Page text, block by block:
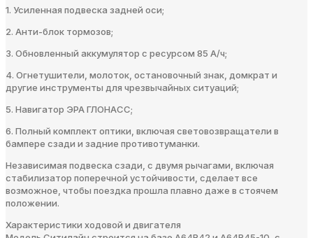
1. Усиленная подвеска задней оси;
2. Анти-блок тормозов;
3. Обновленный аккумулятор с ресурсом 85 А/ч;
4. Огнетушители, молоток, остановочный знак, домкрат и
другие инструменты для чрезвычайных ситуаций;
5. Навигатор ЭРА ГЛОНАСС;
6. Полный комплект оптики, включая световозвращатели в
бампере сзади и задние противотуманки.
Независимая подвеска сзади, с двумя рычагами, включая
стабилизатор поперечной устойчивости, сделает все
возможное, чтобы поездка прошла плавно даже в стоячем
положении.
Характеристики ходовой и двигателя